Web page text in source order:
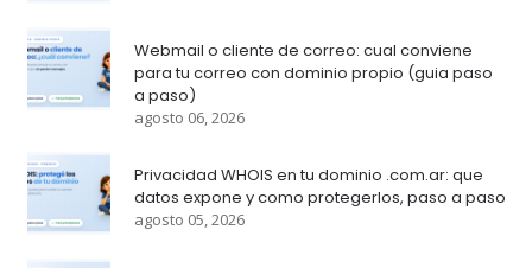
Webmail o cliente de correo: cual conviene
para tu correo con dominio propio (guia paso
a paso)
agosto 06, 2026
Privacidad WHOIS en tu dominio .com.ar: que
datos expone y como protegerlos, paso a paso
agosto 05, 2026